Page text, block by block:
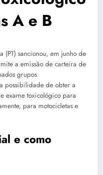
A e B
(PT) sancionou, em junho de
a emissão de carteira de
grupos
possibilidade de obter a
exame toxicológico para
para motocicletas e
e como